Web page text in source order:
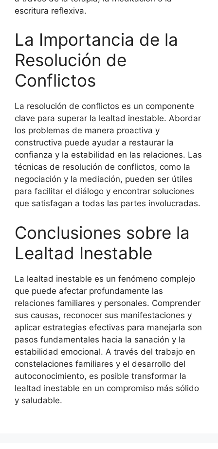
escritura reflexiva.
La Importancia de la
Resolución de
Conflictos
La resolución de conflictos es un componente
clave para superar la lealtad inestable. Abordar
los problemas de manera proactiva y
constructiva puede ayudar a restaurar la
confianza y la estabilidad en las relaciones. Las
técnicas de resolución de conflictos, como la
negociación y la mediación, pueden ser útiles
para facilitar el diálogo y encontrar soluciones
que satisfagan a todas las partes involucradas.
Conclusiones sobre la
Lealtad Inestable
La lealtad inestable es un fenómeno complejo
que puede afectar profundamente las
relaciones familiares y personales. Comprender
sus causas, reconocer sus manifestaciones y
aplicar estrategias efectivas para manejarla son
pasos fundamentales hacia la sanación y la
estabilidad emocional. A través del trabajo en
constelaciones familiares y el desarrollo del
autoconocimiento, es posible transformar la
lealtad inestable en un compromiso más sólido
y saludable.